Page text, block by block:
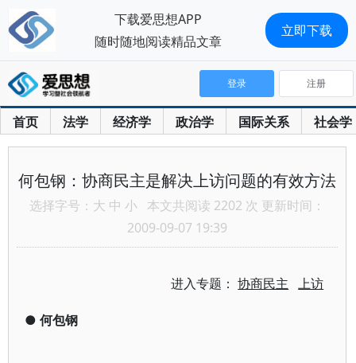
首页 法学 经济学 政治学 国际关系 社会学
登录 注册
何包钢：协商民主是解决上访问题的有效方法
选择字号： 大 中 小 本文共阅读 2202 次 更新时间：
2009-09-07 19:39
进入专题：协商民主 上访
● 何包钢
下载爱思想APP
随时随地阅读精品文章
立即下载